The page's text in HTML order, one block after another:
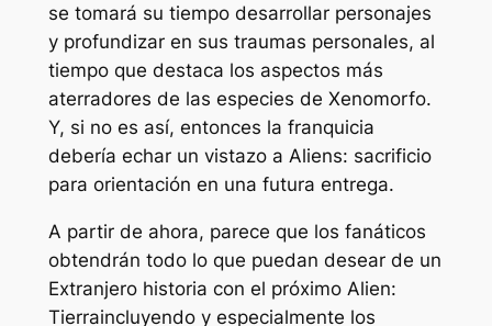
se tomará su tiempo desarrollar personajes
y profundizar en sus traumas personales, al
tiempo que destaca los aspectos más
aterradores de las especies de Xenomorfo.
Y, si no es así, entonces la franquicia
debería echar un vistazo a Aliens: sacrificio
para orientación en una futura entrega.
A partir de ahora, parece que los fanáticos
obtendrán todo lo que puedan desear de un
Extranjerohistoria con el próximo Alien:
Tierraincluyendo y especialmente los